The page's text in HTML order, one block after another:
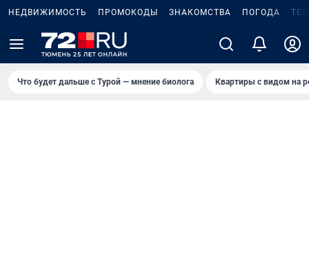
НЕДВИЖИМОСТЬ ПРОМОКОДЫ ЗНАКОМСТВА ПОГОДА
Что будет дальше с Турой — мнение биолога Квартиры с видом на